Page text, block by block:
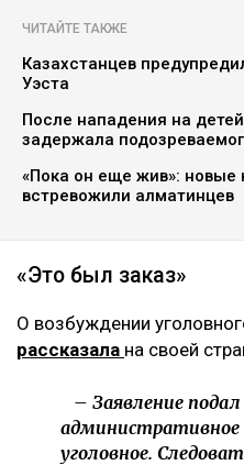
ЧИТАЙТЕ ТАКЖЕ
Казахстанцев
Уэста
После нападения на
задержала
«Пока он еще жив»:
встревожили алматинцев
«Это был заказ»
О возбуждении
рассказала на своей
– Заявление
административное
уголовное.